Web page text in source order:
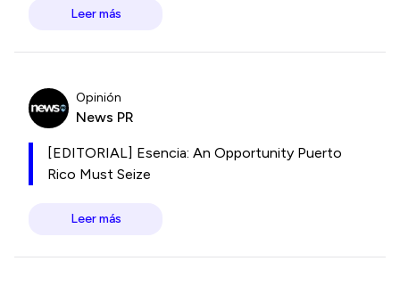
Leer más
Opinión
News PR
[EDITORIAL] Esencia: An Opportunity Puerto
Rico Must Seize
Leer más